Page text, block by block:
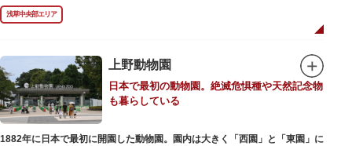
浅草中央部エリア
上野動物園
日本で最初の動物園。絶滅危惧種や天然記念物
も暮らしている
1882年に日本で最初に開園した動物園。園内は大きく「西園」と「東園」に